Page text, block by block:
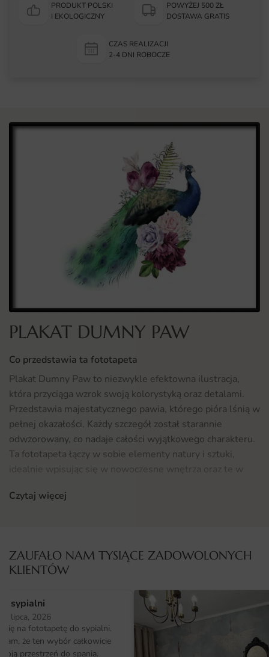
PRODUKT POLSKI
I EKOLOGICZNY
POWYŻEJ 500 ZŁ
DOSTAWA GRATIS
CZAS REALIZACJI
2-4 DNI ROBOCZE
PLAKAT DUMNY PAW
Co przedstawia ta fototapeta
Plakat Dumny Paw to niezwykle efektowna ilustracja,
która przyciąga wzrok swoją kolorystyką oraz detalami.
Przedstawia majestatycznego pawia, którego pióra lśnią w
pełnej okazałości. Każdy szczegół został starannie
odwzorowany, co nadaje całości wyjątkowego charakteru.
Ta fototapeta łączy w sobie elementy natury i sztuki,
idealnie wpisując się w nowoczesne wnętrza oraz te w
punktem w salonie, gdzie podkreśli elegancję i styl.
Również w sypialni stanie się wyjątkowym akcentem,
wprowadzając do wnętrza harmonię i spokój. Dzięki
swojej uniwersalności, plakat świetnie odnajdzie się w
biurach, gabinetach oraz przestrzeniach komercyjnych.
Warto również zwrócić uwagę na to, że doskonale
współgra z innymifototapetami
oraz dekoracjami, co
Czytaj więcej
ZAUFAŁO NAM TYSIĄCE ZADOWOLONYCH
KLIENTÓW
sypialni
lipca, 2026
się na fototapetę do sypialni.
że ten wybór całkowicie
przestrzeń do spania.